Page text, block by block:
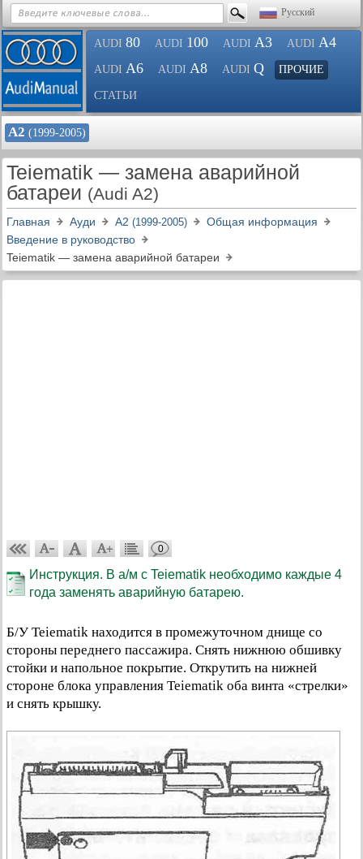
Русский
AUDI 80 AUDI 100 AUDI A3 AUDI A4
AUDI A6 AUDI A8 AUDI Q ПРОЧИЕ
СТАТЬИ
А2 (1999-2005)
Teiematik — замена аварийной
батареи (Audi A2)
Главная Ауди А2 (1999-2005)
Общая информация
Введение в руководство
Teiematik — замена аварийной батареи
0
Инструкция. В а/м с Teiematik необходимо каждые 4
года заменять аварийную батарею.
Б/У Teiematik находится в промежуточном днище со
стороны переднего пассажира. Снять нижнюю обшивку
стойки и напольное покрытие. Открутить на нижней
стороне блока управления Teiematik оба винта «стрелки»
и снять крышку.